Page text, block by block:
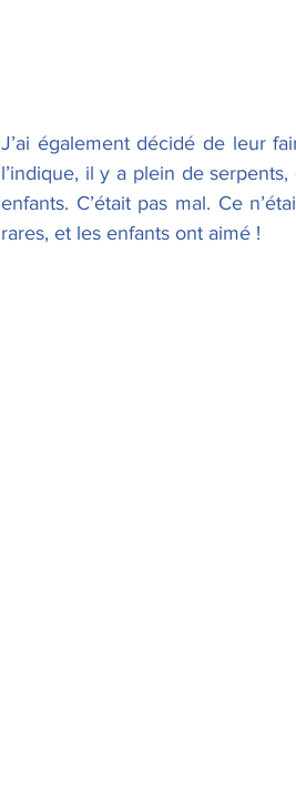
J’ai également décidé de leur
l’indique, il y a plein de
enfants. C’était pas mal. Ce
rares, et les enfants ont aimé !